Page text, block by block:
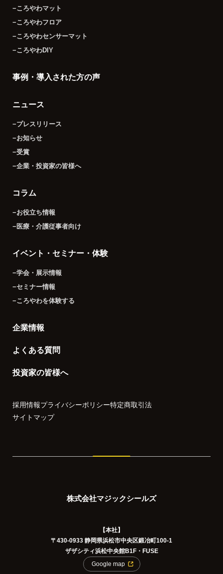
−ころやわマット
−ころやわフロア
−ころやわセンサーマット
−ころやわDIY
事例・導入された方の声
ニュース
−プレスリリース
−お知らせ
−受賞
−企業・投資家の皆様へ
コラム
−お役立ち情報
−医療・介護従事者向け
イベント・セミナー・体験
−学会・展示情報
−セミナー情報
−ころやわを体験する
企業情報
よくある質問
投資家の皆様へ
採用情報プライバシーポリシー特定商取引法
サイトマップ
株式会社マジックシールズ
【本社】
〒430-0933 静岡県浜松市中央区鍛冶町100-1
ザザシティ浜松中央館B1F・FUSE
Google map